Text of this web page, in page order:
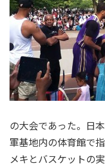
の大会であった。日
軍基地内の体育館で
メキとバスケットの